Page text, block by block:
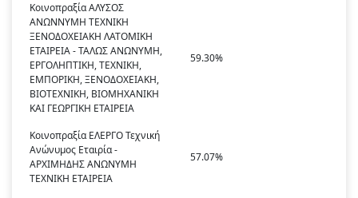
Κοινοπραξία ΑΛΥΣΟΣ
ΑΝΩΝΝΥΜΗ ΤΕΧΝΙΚΗ
ΞΕΝΟΔΟΧΕΙΑΚΗ ΛΑΤΟΜΙΚΗ
ΕΤΑΙΡΕΙΑ - ΤΑΛΩΣ ΑΝΩΝΥΜΗ,
ΕΡΓΟΛΗΠΤΙΚΗ, ΤΕΧΝΙΚΗ,
ΕΜΠΟΡΙΚΗ, ΞΕΝΟΔΟΧΕΙΑΚΗ,
ΒΙΟΤΕΧΝΙΚΗ, ΒΙΟΜΗΧΑΝΙΚΗ
ΚΑΙ ΓΕΩΡΓΙΚΗ ΕΤΑΙΡΕΙΑ
59.30%
Κοινοπραξία ΕΛΕΡΓΟ Τεχνική
Ανώνυμος Εταιρία -
ΑΡΧΙΜΗΔΗΣ ΑΝΩΝΥΜΗ
ΤΕΧΝΙΚΗ ΕΤΑΙΡΕΙΑ
57.07%